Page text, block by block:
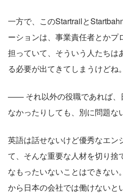
一方で、このStartrailと
ーションは、事業責任者とかプ
担っていて、そういう人たちは
る必要が出てきてしまうけどね。
—— それ以外の役職であれば、
なかったりしても、別に問題な
英語は話せないけど優秀なエン
て、そんな重要な人材を切り捨
なもったいないことはできない
から日本の会社では働けないと